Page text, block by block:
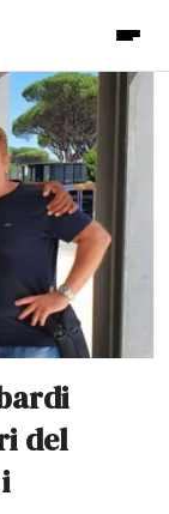
del